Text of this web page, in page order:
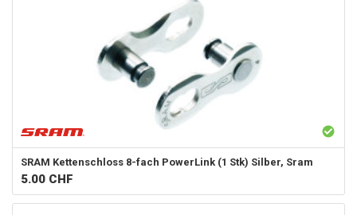
SRAM Kettenschloss 8-fach PowerLink (1 Stk) Silber, Sram
5.00 CHF